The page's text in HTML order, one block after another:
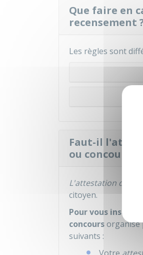
Que faire en
recensement
Les règles sont
Faut-il
ou concours ?
L'attestation de
citoyen.
Pour vous inscrire
concoursorganisé
suivants :